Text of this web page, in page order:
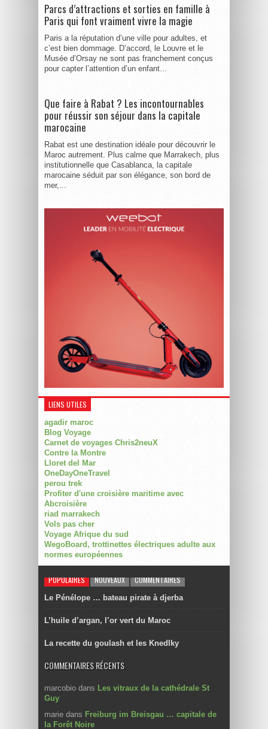
Parcs d’attractions et sorties en famille à
Paris qui font vraiment vivre la magie
Paris a la réputation d’une ville pour adultes, et
c’est bien dommage. D’accord, le Louvre et le
Musée d’Orsay ne sont pas franchement conçus
pour capter l’attention d’un enfant...
Que faire à Rabat ? Les incontournables
pour réussir son séjour dans la capitale
marocaine
Rabat est une destination idéale pour découvrir le
Maroc autrement. Plus calme que Marrakech, plus
institutionnelle que Casablanca, la capitale
marocaine séduit par son élégance, son bord de
mer,...
LIENS UTILES
agadir maroc
Blog Voyage
Carnet de voyages Chris2neuX
Contre la Montre
Lloret del Mar
OneDayOneTravel
perou trek
Profiter d'une croisière maritime avec
Abcroisière
riad marrakech
Vols pas cher
Voyage Afrique du sud
WegoBoard, trottinettes électriques adulte aux
normes européennes
POPULAIRES NOUVEAUX COMMENTAIRES
Le Pénélope … bateau pirate à djerba
L’huile d’argan, l’or vert du Maroc
La recette du goulash et les Knedlky
COMMENTAIRES RÉCENTS
marcobio dans Les vitraux de la cathédrale St
Guy
marie dans Freiburg im Breisgau … capitale de
la Forêt Noire